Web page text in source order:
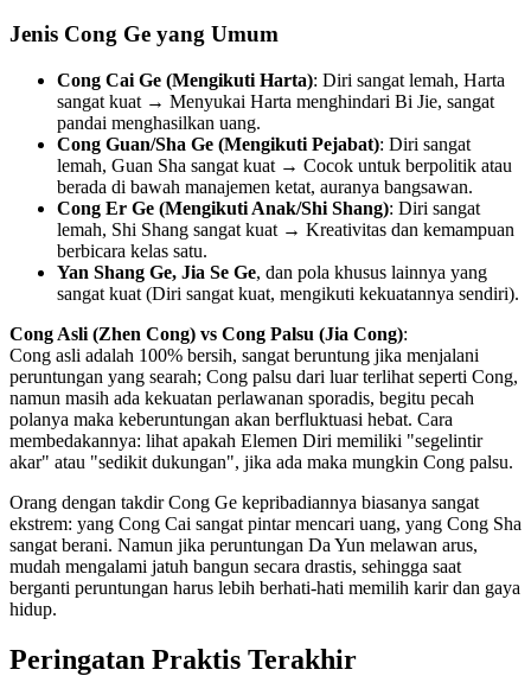
Jenis Cong Ge yang Umum
Cong Cai Ge (Mengikuti Harta): Diri sangat lemah, Harta
sangat kuat → Menyukai Harta menghindari Bi Jie, sangat
pandai menghasilkan uang.
Cong Guan/Sha Ge (Mengikuti Pejabat): Diri sangat
lemah, Guan Sha sangat kuat → Cocok untuk berpolitik atau
berada di bawah manajemen ketat, auranya bangsawan.
Cong Er Ge (Mengikuti Anak/Shi Shang): Diri sangat
lemah, Shi Shang sangat kuat → Kreativitas dan kemampuan
berbicara kelas satu.
Yan Shang Ge, Jia Se Ge, dan pola khusus lainnya yang
sangat kuat (Diri sangat kuat, mengikuti kekuatannya sendiri).
Cong Asli (Zhen Cong) vs Cong Palsu (Jia Cong):
Cong asli adalah 100% bersih, sangat beruntung jika menjalani
peruntungan yang searah; Cong palsu dari luar terlihat seperti Cong,
namun masih ada kekuatan perlawanan sporadis, begitu pecah
polanya maka keberuntungan akan berfluktuasi hebat. Cara
membedakannya: lihat apakah Elemen Diri memiliki "segelintir
akar" atau "sedikit dukungan", jika ada maka mungkin Cong palsu.
Orang dengan takdir Cong Ge kepribadiannya biasanya sangat
ekstrem: yang Cong Cai sangat pintar mencari uang, yang Cong Sha
sangat berani. Namun jika peruntungan Da Yun melawan arus,
mudah mengalami jatuh bangun secara drastis, sehingga saat
berganti peruntungan harus lebih berhati-hati memilih karir dan gaya
hidup.
Peringatan Praktis Terakhir